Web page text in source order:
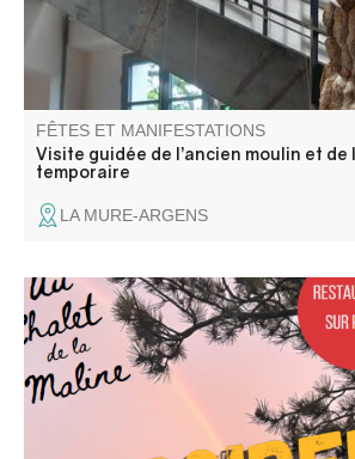
FÊTES ET MANIFESTATIONS
Visite guidée de l’ancien moulin et de
temporaire
LA MURE-ARGENS
Venez passer une bonne soirée Latino-
de la Maline avec DJ Uman ! Nous
nombreux